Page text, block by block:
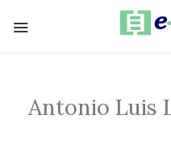
Antonio Luis